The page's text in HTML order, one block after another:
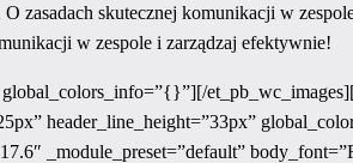
zasadach skutecznej komunikacji w
w zespole i zarządzaj efektywnie!
header_line_height=”33px”
_module_preset=”default”